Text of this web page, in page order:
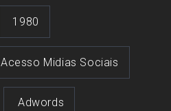
1980
Acesso Midias Sociais
Adwords